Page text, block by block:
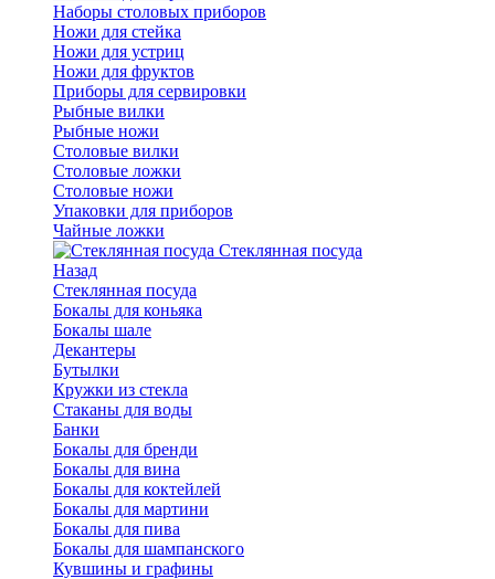
Наборы столовых приборов
Ножи для стейка
Ножи для устриц
Ножи для фруктов
Приборы для сервировки
Рыбные вилки
Рыбные ножи
Столовые вилки
Столовые ложки
Столовые ножи
Упаковки для приборов
Чайные ложки
Стеклянная посуда
Назад
Стеклянная посуда
Бокалы для коньяка
Бокалы шале
Декантеры
Бутылки
Кружки из стекла
Стаканы для воды
Банки
Бокалы для бренди
Бокалы для вина
Бокалы для коктейлей
Бокалы для мартини
Бокалы для пива
Бокалы для шампанского
Кувшины и графины